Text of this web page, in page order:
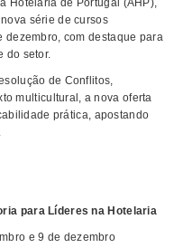
Hotelaria de Portugal (AHP),
série de cursos
dezembro, com destaque para
do setor.
de Conflitos,
multicultural, a nova oferta
prática, apostando
para Líderes na Hotelaria
e 9 de dezembro